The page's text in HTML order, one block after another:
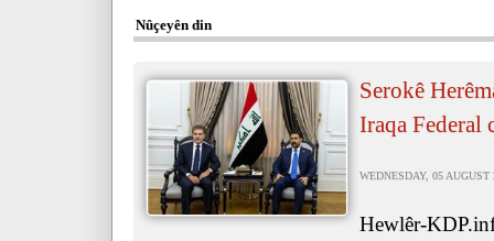
Nûçeyên din
Serokê
Iraqa Federal
WEDNESDAY, 05 AUGUST
Hewlêr-